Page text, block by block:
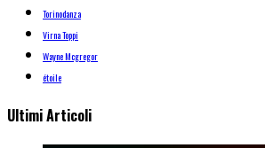
Torinodanza
Virna Toppi
Wayne Mcgregor
étoile
Ultimi Articoli